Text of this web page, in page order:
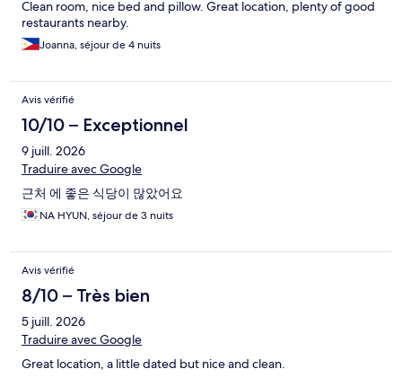
Clean room, nice bed and pillow. Great location, plenty of good
restaurants nearby.
Joanna, séjour de 4 nuits
Avis vérifié
10/10 – Exceptionnel
9 juill. 2026
Traduire avec Google
근처 에 좋은 식당이 많았어요
NA HYUN, séjour de 3 nuits
Avis vérifié
8/10 – Très bien
5 juill. 2026
Traduire avec Google
Great location, a little dated but nice and clean.